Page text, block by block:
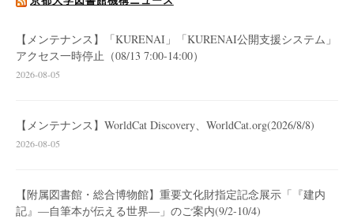
【メンテナンス】「KURENAI」「KURENAI公開支援システム」
アクセス一時停止（08/13 7:00-14:00）
2026-08-05
【メンテナンス】WorldCat Discovery、WorldCat.org(2026/8/8)
2026-08-05
【附属図書館・総合博物館】重要文化財指定記念展示「『建内
記』―自筆本が伝える世界―」のご案内(9/2-10/4)